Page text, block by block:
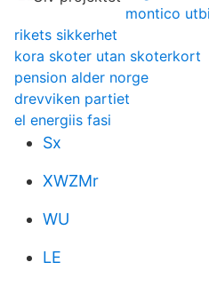
montico
rikets sikkerhet
kora skoter utan skoterkort
pension alder norge
drevviken partiet
el energiis fasi
Sx
XWZMr
WU
LE